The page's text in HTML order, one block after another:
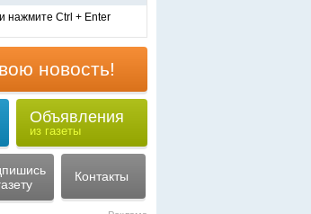
нажмите Ctrl + Enter
новость!
Объявления
из газеты
Контакты